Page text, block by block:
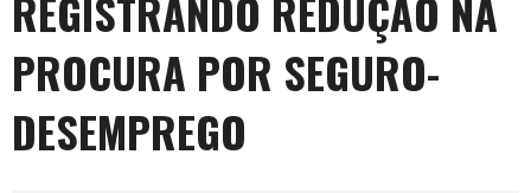
PROCURA POR SEGURO-
DESEMPREGO